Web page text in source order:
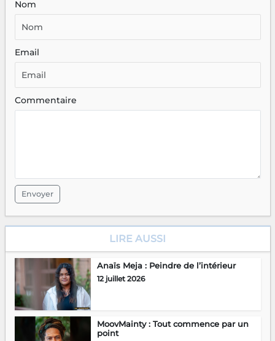
Nom
Email
Commentaire
Envoyer
LIRE AUSSI
Anaïs Meja : Peindre de l’intérieur
12 juillet 2026
MoovMainty : Tout commence par un
point